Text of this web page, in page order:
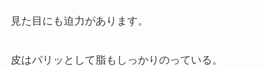
見た目にも迫力があります。
皮はパリッとして脂もしっかりのっている。